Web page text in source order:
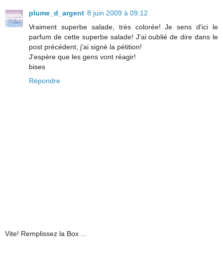
plume_d_argent 8 juin 2009 à 09:12
Vraiment superbe salade, très colorée! Je sens d'ici le
parfum de cette superbe salade! J'ai oublié de dire dans le
post précédent, j'ai signé la pétition!
J'espère que les gens vont réagir!
bises
Répondre
Vite! Remplissez la Box ...